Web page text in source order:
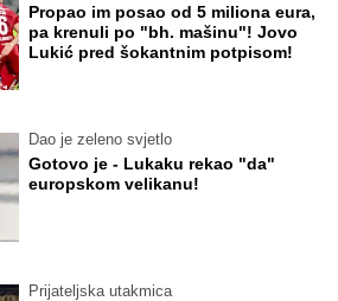
Propao im posao od 5 miliona eura,
pa krenuli po "bh. mašinu"! Jovo
Lukić pred šokantnim potpisom!
Dao je zeleno svjetlo
Gotovo je - Lukaku rekao "da"
europskom velikanu!
Prijateljska utakmica